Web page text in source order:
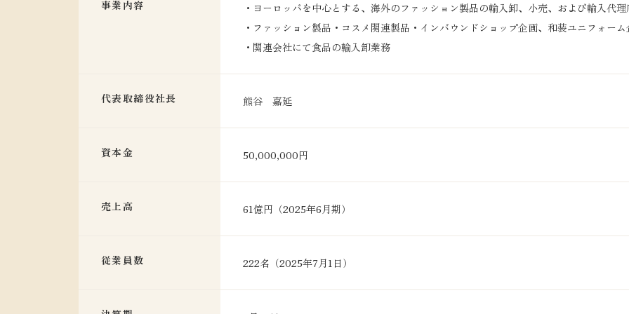
事業内容
・ヨーロッパを中心とする、海外のファッション製品の輸入卸、小売、および輸入代
・ファッション製品・コスメ関連製品・インバウンドショップ企画、和装ユニフォーム
・関連会社にて食品の輸入卸業務
代表取締役社長 熊谷 嘉延
資本金 50,000,000円
売上高 61億円（2025年6月期）
従業員数 222名（2025年7月1日）